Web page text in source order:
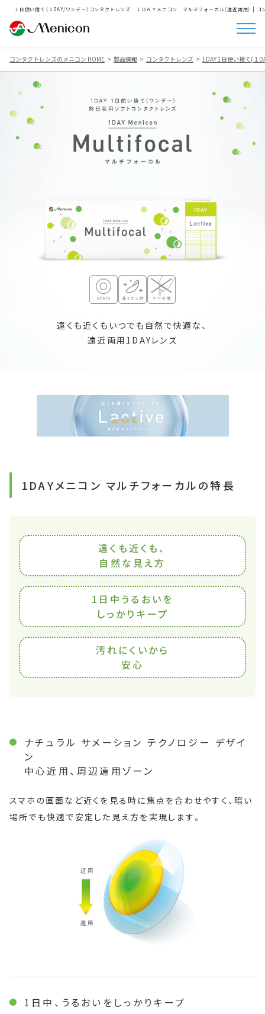
１日使い捨て（１DAY/ワンデー）コンタクトレンズ １ＤＡＹメニコン マルチフォーカル（遠近両用） | コ
コンタクトレンズのメニコン HOME 製品情報 コンタクトレンズ 1DAY 1日使い捨て(１
遠くも近くもいつでも自然で快適な、
遠近両用1DAYレンズ
1DAYメニコン マルチフォーカルの特長
遠くも近くも、
自然な見え方
1日中うるおいを
しっかりキープ
汚れにくいから
安心
ナチュラル サメーション テクノロジー デザイ
ン
中心近用、周辺遠用ゾーン
スマホの画面など近くを見る時に焦点を合わせやすく、暗い
場所でも快適で安定した見え方を実現します。
1日中、うるおいをしっかりキープ